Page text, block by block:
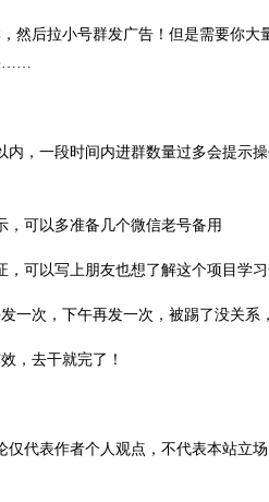
然后拉小号群发广告！但是需要你
……
内，一段时间内进群数量过多会提示
，可以多准备几个微信老号备用
可以写上朋友也想了解这个项目学习
一次，下午再发一次，被踢了没关系
，去干就完了！
仅代表作者个人观点，不代表本站立